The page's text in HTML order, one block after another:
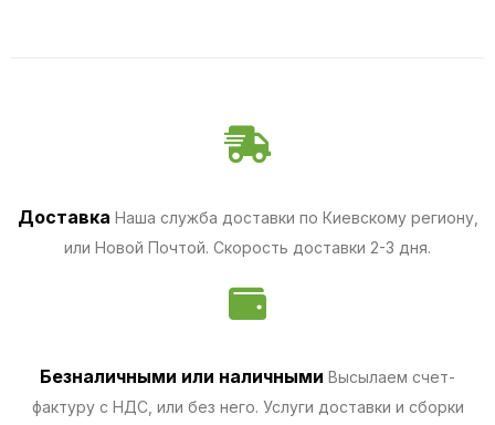
Доставка Наша служба доставки по Киевскому региону,
или Новой Почтой. Скорость доставки 2-3 дня.
Безналичными или наличными Высылаем счет-
фактуру с НДС, или без него. Услуги доставки и сборки